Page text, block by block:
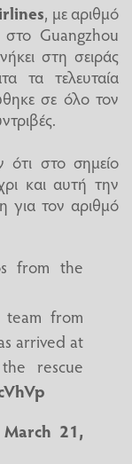
, με αριθμό
Guangzhou
στη σειράς
τα τελευταία
σε όλο τον
ότι στο σημείο
και αυτή την
για τον αριθμό
from the
from
arrived at
rescue
March 21,